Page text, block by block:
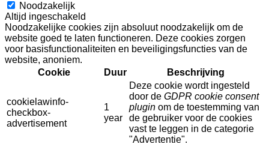
Noodzakelijk
Altijd ingeschakeld
Noodzakelijke cookies zijn absoluut noodzakelijk om de
website goed te laten functioneren. Deze cookies zorgen
voor basisfunctionaliteiten en beveiligingsfuncties van de
website, anoniem.
Cookie
Duur Beschrijving
cookielawinfo-
checkbox-
advertisement
1
year
Deze cookie wordt ingesteld
door de GDPR cookie consent
plugin om de toestemming van
de gebruiker voor de cookies
vast te leggen in de categorie
"Advertentie".